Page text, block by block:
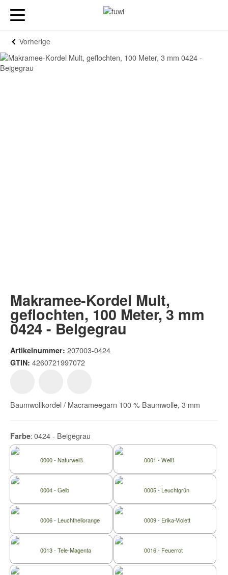
Vorherige
Makramee-Kordel Mult,
geflochten, 100 Meter, 3 mm
0424 - Beigegrau
Artikelnummer: 207003-0424
GTIN: 4260721997072
Baumwollkordel / Macrameegarn 100 % Baumwolle, 3 mm
Farbe 0424 - Beigegrau
0000 - Naturweiß 0001 - Weiß
0004 - Gelb 0005 - Leuchtgrün
0006 - Leuchthellorange 0009 - Erika-Violett
0013 - Tele-Magenta 0016 - Feuerrot